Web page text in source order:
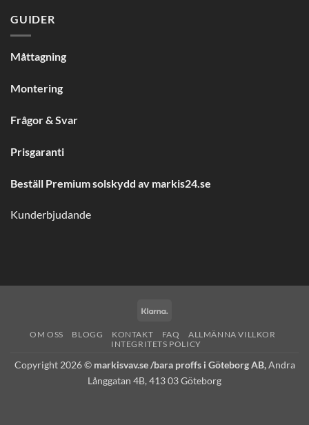
GUIDER
Måttagning
Montering
Frågor & Svar
Prisgaranti
Beställ Premium solskydd av markis24.se
Kunderbjudande
OM OSS BLOGG KONTAKT FAQ
ALLMÄNNA VILLKOR
INTEGRITETS POLICY
Copyright 2026 © markisvav.se /bara proffs i Göteborg AB,Andra
Långgatan 4B, 413 03 Göteborg